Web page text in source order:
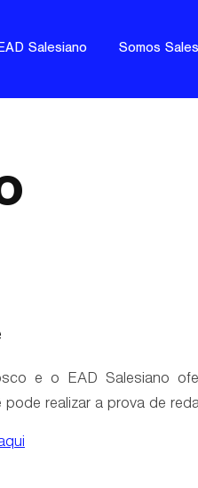
Salesiano Somos
e o EAD Salesiano
pode realizar a prova de